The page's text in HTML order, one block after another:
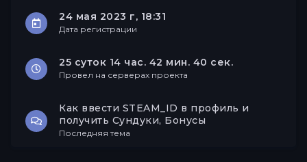
24 мая 2023 г, 18:31
Дата регистрации
25 суток 14 час. 42 мин. 40 сек.
Провел на серверах проекта
Как ввести STEAM_ID в профиль и
получить Сундуки, Бонусы
Последняя тема